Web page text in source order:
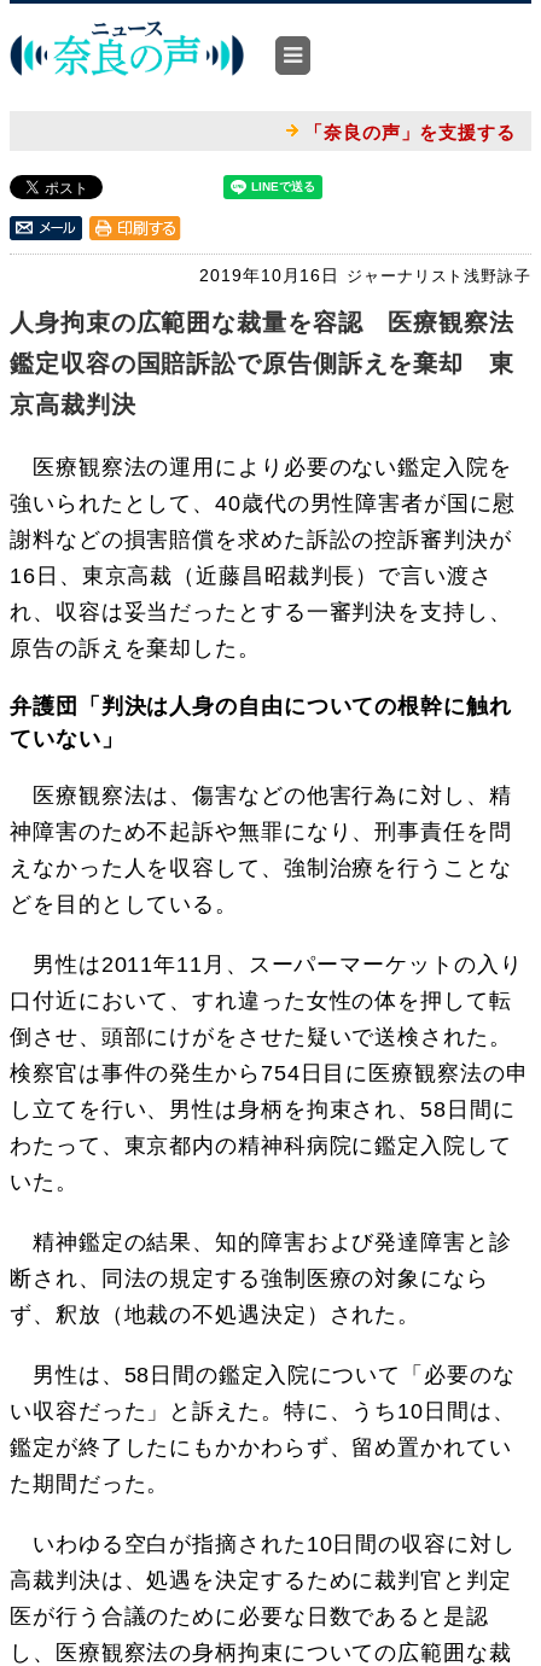
「奈良の声」を支援する
2019年10月16日 ジャーナリスト浅野詠子
人身拘束の広範囲な裁量を容認 医療観察法
鑑定収容の国賠訴訟で原告側訴えを棄却 東
京高裁判決
医療観察法の運用により必要のない鑑定入院を
強いられたとして、40歳代の男性障害者が国に慰
謝料などの損害賠償を求めた訴訟の控訴審判決が
16日、東京高裁（近藤昌昭裁判長）で言い渡さ
れ、収容は妥当だったとする一審判決を支持し、
原告の訴えを棄却した。
弁護団「判決は人身の自由についての根幹に触れ
ていない」
医療観察法は、傷害などの他害行為に対し、精
神障害のため不起訴や無罪になり、刑事責任を問
えなかった人を収容して、強制治療を行うことな
どを目的としている。
男性は2011年11月、スーパーマーケットの入り
口付近において、すれ違った女性の体を押して転
倒させ、頭部にけがをさせた疑いで送検された。
検察官は事件の発生から754日目に医療観察法の申
し立てを行い、男性は身柄を拘束され、58日間に
わたって、東京都内の精神科病院に鑑定入院して
いた。
精神鑑定の結果、知的障害および発達障害と診
断され、同法の規定する強制医療の対象になら
ず、釈放（地裁の不処遇決定）された。
男性は、58日間の鑑定入院について「必要のな
い収容だった」と訴えた。特に、うち10日間は、
鑑定が終了したにもかかわらず、留め置かれてい
た期間だった。
いわゆる空白が指摘された10日間の収容に対し
高裁判決は、処遇を決定するために裁判官と判定
医が行う合議のために必要な日数であると是認
し、医療観察法の身柄拘束についての広範囲な裁